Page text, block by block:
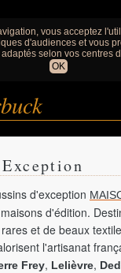
vous acceptez
d'audiences et vous
selon vos centres
OK
d'exception
d'édition.
et de beaux
l'artisanat
Frey, Lelièvre,